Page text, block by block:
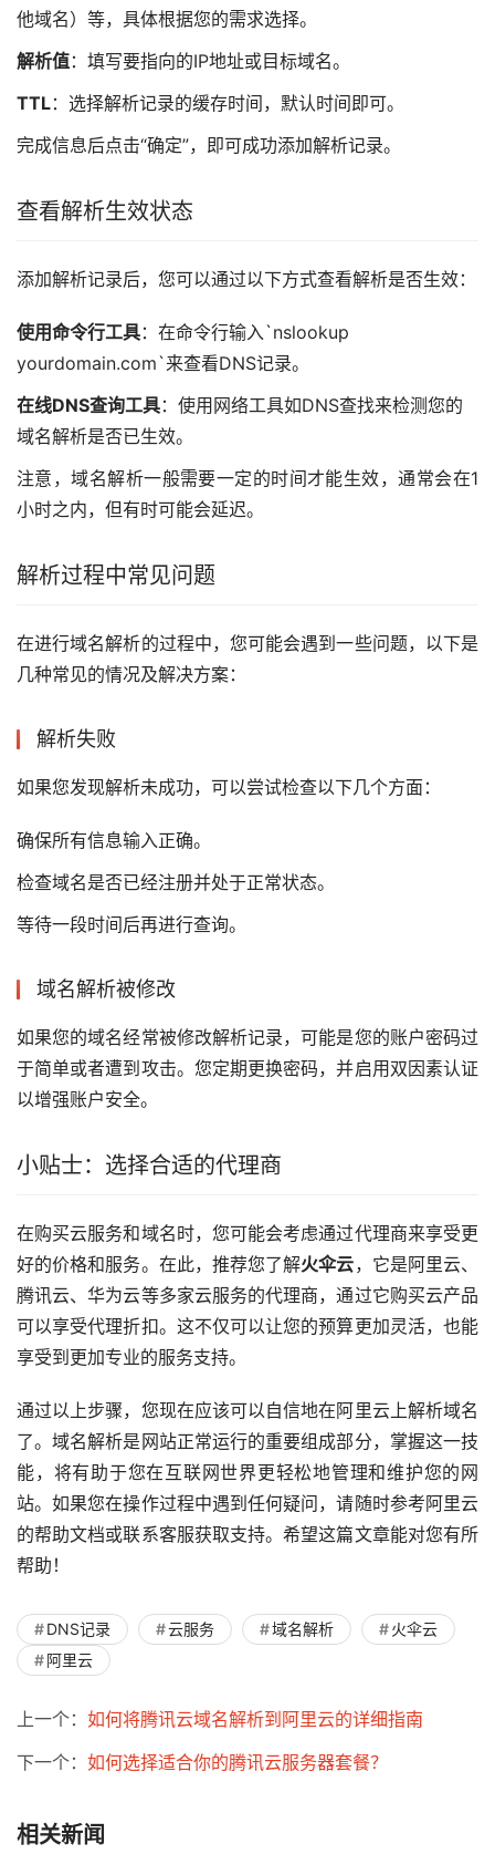
他域名）等，具体根据您的需求选择。
解析值：填写要指向的IP地址或目标域名。
TTL：选择解析记录的缓存时间，默认时间即可。
完成信息后点击“确定”，即可成功添加解析记录。
查看解析生效状态
添加解析记录后，您可以通过以下方式查看解析是否生效：
使用命令行工具：在命令行输入`nslookup
yourdomain.com`来查看DNS记录。
在线DNS查询工具：使用网络工具如DNS查找来检测您的
域名解析是否已生效。
注意，域名解析一般需要一定的时间才能生效，通常会在1
小时之内，但有时可能会延迟。
解析过程中常见问题
在进行域名解析的过程中，您可能会遇到一些问题，以下是
几种常见的情况及解决方案：
解析失败
如果您发现解析未成功，可以尝试检查以下几个方面：
确保所有信息输入正确。
检查域名是否已经注册并处于正常状态。
等待一段时间后再进行查询。
域名解析被修改
如果您的域名经常被修改解析记录，可能是您的账户密码过
于简单或者遭到攻击。您定期更换密码，并启用双因素认证
以增强账户安全。
小贴士：选择合适的代理商
在购买云服务和域名时，您可能会考虑通过代理商来享受更
好的价格和服务。在此，推荐您了解火伞云，它是阿里云、
腾讯云、华为云等多家云服务的代理商，通过它购买云产品
可以享受代理折扣。这不仅可以让您的预算更加灵活，也能
享受到更加专业的服务支持。
通过以上步骤，您现在应该可以自信地在阿里云上解析域名
了。域名解析是网站正常运行的重要组成部分，掌握这一技
能，将有助于您在互联网世界更轻松地管理和维护您的网
站。如果您在操作过程中遇到任何疑问，请随时参考阿里云
的帮助文档或联系客服获取支持。希望这篇文章能对您有所
帮助！
DNS记录 云服务 域名解析
火伞云
阿里云
上一个： 如何将腾讯云域名解析到阿里云的详细指南
下一个： 如何选择适合你的腾讯云服务器套餐？
相关新闻